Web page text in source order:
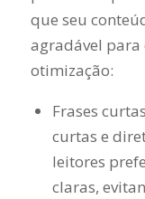
que seu
agradável para
otimização:
Frases
curtas e
leitores
claras,